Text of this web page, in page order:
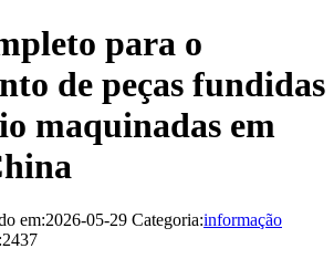
para o
de peças fundidas
maquinadas em
em:2026-05-29 Categoria:informação